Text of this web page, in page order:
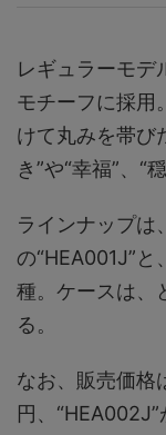
レギュラーモデ
モチーフに採用
けて丸みを帯び
き”や“幸福”、“
ラインナップは
の“HEA001J”
種。ケースは、
る。
なお、販売価格
円、“HEA002J”